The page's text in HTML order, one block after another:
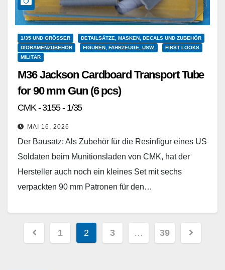
1/35 UND GRÖSSER
DETAILSÄTZE, MASKEN, DECALS UND ZUBEHÖR
DIORAMENZUBEHÖR
FIGUREN, FAHRZEUGE, USW.
FIRST LOOKS
MILITÄR
M36 Jackson Cardboard Transport Tube
for 90 mm Gun (6 pcs)
CMK - 3155 - 1/35
MAI 16, 2026
Der Bausatz: Als Zubehör für die Resinfigur eines US
Soldaten beim Munitionsladen von CMK, hat der
Hersteller auch noch ein kleines Set mit sechs
verpackten 90 mm Patronen für den…
Seitennummerierung
der
1 2 3 … 39